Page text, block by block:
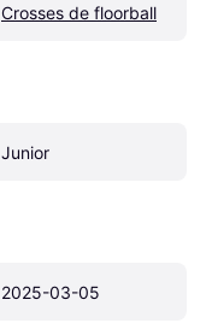
Crosses de floorball
Junior
2025-03-05